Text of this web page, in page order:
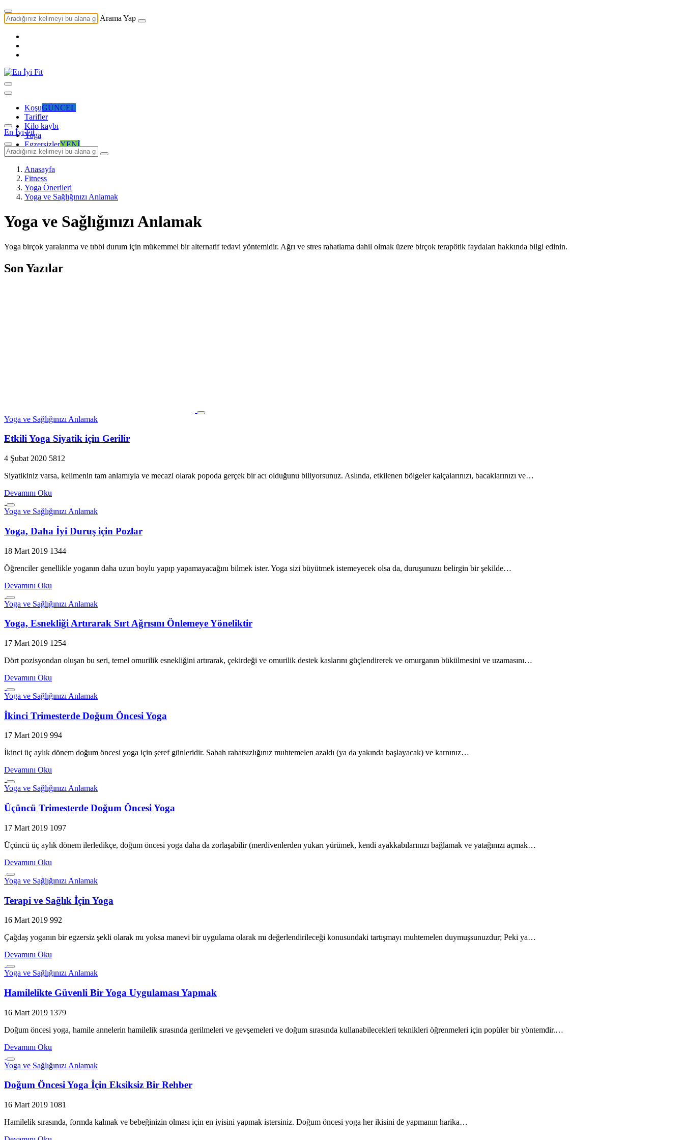
Arama Yap
KoşuGÜNCEL
Tarifler
Kilo kaybı
Yoga
EgzersizlerYENİ
En İyi Fit
Anasayfa
Fitness
Yoga Önerileri
Yoga ve Sağlığınızı Anlamak
Yoga ve Sağlığınızı Anlamak
Yoga birçok yaralanma ve tıbbi durum için mükemmel bir alternatif tedavi yöntemidir. Ağrı ve stres rahatlama dahil olmak üzere birçok terapötik faydaları hakkında bilgi edinin.
Son Yazılar
Yoga ve Sağlığınızı Anlamak
Etkili Yoga Siyatik için Gerilir
4 Şubat 2020 5812
Siyatikiniz varsa, kelimenin tam anlamıyla ve mecazi olarak popoda gerçek bir acı olduğunu biliyorsunuz. Aslında, etkilenen bölgeler kalçalarınızı, bacaklarınızı ve…
Devamını Oku
Yoga ve Sağlığınızı Anlamak
Yoga, Daha İyi Duruş için Pozlar
18 Mart 2019 1344
Öğrenciler genellikle yoganın daha uzun boylu yapıp yapamayacağını bilmek ister. Yoga sizi büyütmek istemeyecek olsa da, duruşunuzu belirgin bir şekilde…
Devamını Oku
Yoga ve Sağlığınızı Anlamak
Yoga, Esnekliği Artırarak Sırt Ağrısını Önlemeye Yöneliktir
17 Mart 2019 1254
Dört pozisyondan oluşan bu seri, temel omurilik esnekliğini artırarak, çekirdeği ve omurilik destek kaslarını güçlendirerek ve omurganın bükülmesini ve uzamasını…
Devamını Oku
Yoga ve Sağlığınızı Anlamak
İkinci Trimesterde Doğum Öncesi Yoga
17 Mart 2019 994
İkinci üç aylık dönem doğum öncesi yoga için şeref günleridir. Sabah rahatsızlığınız muhtemelen azaldı (ya da yakında başlayacak) ve karnınız…
Devamını Oku
Yoga ve Sağlığınızı Anlamak
Üçüncü Trimesterde Doğum Öncesi Yoga
17 Mart 2019 1097
Üçüncü üç aylık dönem ilerledikçe, doğum öncesi yoga daha da zorlaşabilir (merdivenlerden yukarı yürümek, kendi ayakkabılarınızı bağlamak ve yatağınızı açmak…
Devamını Oku
Yoga ve Sağlığınızı Anlamak
Terapi ve Sağlık İçin Yoga
16 Mart 2019 992
Çağdaş yoganın bir egzersiz şekli olarak mı yoksa manevi bir uygulama olarak mı değerlendirileceği konusundaki tartışmayı muhtemelen duymuşsunuzdur; Peki ya…
Devamını Oku
Yoga ve Sağlığınızı Anlamak
Hamilelikte Güvenli Bir Yoga Uygulaması Yapmak
16 Mart 2019 1379
Doğum öncesi yoga, hamile annelerin hamilelik sırasında gerilmeleri ve gevşemeleri ve doğum sırasında kullanabilecekleri teknikleri öğrenmeleri için popüler bir yöntemdir.…
Devamını Oku
Yoga ve Sağlığınızı Anlamak
Doğum Öncesi Yoga İçin Eksiksiz Bir Rehber
16 Mart 2019 1081
Hamilelik sırasında, formda kalmak ve bebeğinizin olması için en iyisini yapmak istersiniz. Doğum öncesi yoga her ikisini de yapmanın harika…